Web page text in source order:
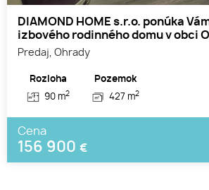
DIAMOND HOME s.r.o. ponúka
izbového rodinného domu v obci
Predaj, Ohrady
Rozloha
90 m2
Pozemok
427 m2
Cena
156 900 €